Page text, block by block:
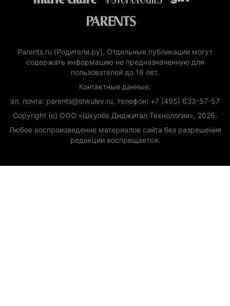
Parents.ru (Родители.ру). Отдельные публикации могут
содержать информацию не предназначенную для
пользователей до 16 лет.
Контактные данные:
эл. почта: parents@shkulev.ru, телефон: +7 (495) 633-57-57
Copyright (с) ООО «Шкулёв Диджитал Технологии», 2026.
Любое воспроизведение материалов сайта без разрешения
редакции воспрещается.